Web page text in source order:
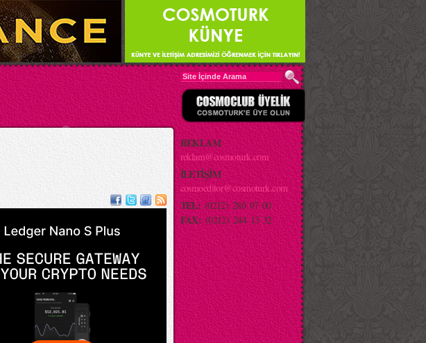
REKLAM
reklam@cosmoturk.com
İLETİŞİM
cosmoeditor@cosmoturk.com
TEL: (0212) 280 07 00
FAX: (0212) 244 13 32